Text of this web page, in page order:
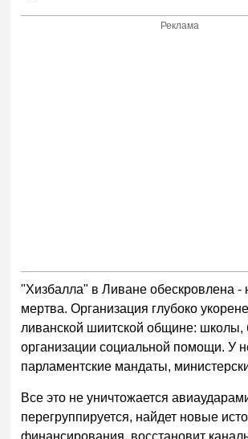
Реклама
"Хизбалла" в Ливане обескровлена -
мертва. Организация глубоко
ливанской шиитской общине: школы,
организации социальной помощи. У
парламентские мандаты,
Все это не уничтожается
перегруппируется, найдет новые